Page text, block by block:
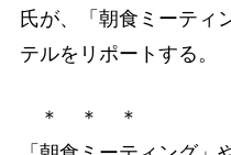
氏が、「朝食ミーティ
テルをリポートする。
＊ ＊ ＊